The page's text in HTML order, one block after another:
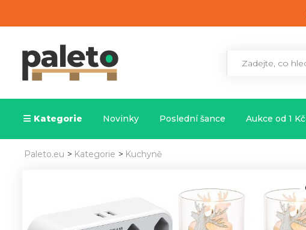
Kategorie Novinky Poslední šance Aukce od 1 Kč
Paleto.eu > Kategorie > Kuchyně